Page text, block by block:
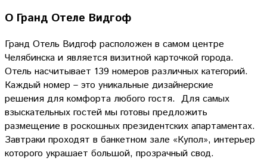
О Гранд Отеле Видгоф
Гранд Отель Видгоф расположен в самом центре
Челябинска и является визитной карточкой города.
Отель насчитывает 139 номеров различных категорий.
Каждый номер – это уникальные дизайнерские
решения для комфорта любого гостя. Для самых
взыскательных гостей мы готовы предложить
размещение в роскошных президентских апартаментах.
Завтраки проходят в банкетном зале «Купол», интерьер
которого украшает большой, прозрачный свод.